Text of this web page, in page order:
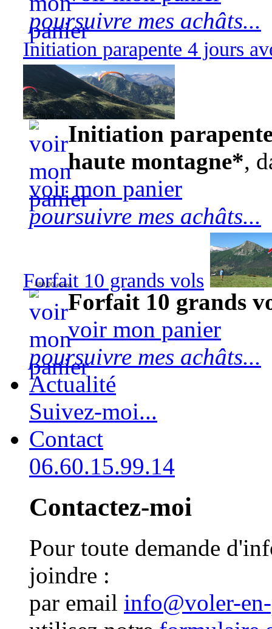
poursuivre mes achâts...
Initiation parapente 4 jours
570,00 euros
Initiation
haute montagne*,
voir mon panier
poursuivre mes achâts...
Forfait 10 grands vols
480,00 euros
Forfait 10 grands
voir mon panier
poursuivre mes achâts...
Actualité
Suivez-moi...
Contact
06.60.15.99.14
Contactez-moi
Pour toute demande
joindre :
par email info@voler-